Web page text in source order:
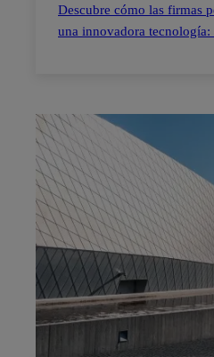
Descubre cómo las firmas
una innovadora